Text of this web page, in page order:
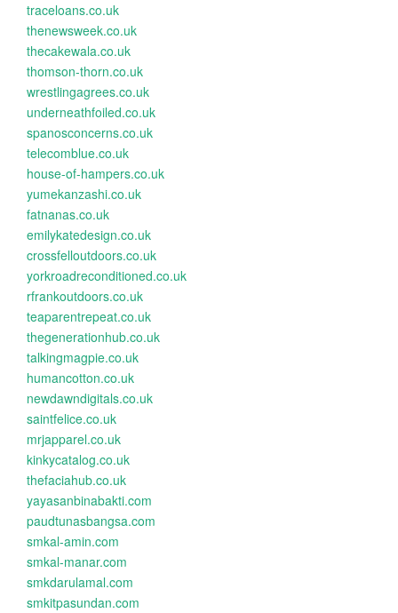
traceloans.co.uk
thenewsweek.co.uk
thecakewala.co.uk
thomson-thorn.co.uk
wrestlingagrees.co.uk
underneathfoiled.co.uk
spanosconcerns.co.uk
telecomblue.co.uk
house-of-hampers.co.uk
yumekanzashi.co.uk
fatnanas.co.uk
emilykatedesign.co.uk
crossfelloutdoors.co.uk
yorkroadreconditioned.co.uk
rfrankoutdoors.co.uk
teaparentrepeat.co.uk
thegenerationhub.co.uk
talkingmagpie.co.uk
humancotton.co.uk
newdawndigitals.co.uk
saintfelice.co.uk
mrjapparel.co.uk
kinkycatalog.co.uk
thefaciahub.co.uk
yayasanbinabakti.com
paudtunasbangsa.com
smkal-amin.com
smkal-manar.com
smkdarulamal.com
smkitpasundan.com